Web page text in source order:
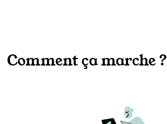
Comment ça marche ?